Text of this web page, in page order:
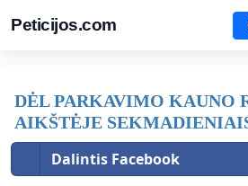
Peticijos.com
DĖL PARKAVIMO KAUNO
AIKŠTĖJE
Dalintis Facebook